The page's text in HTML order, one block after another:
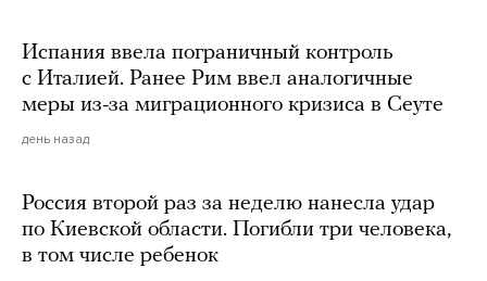
Испания ввела пограничный контроль
с Италией. Ранее Рим ввел аналогичные
меры из-за миграционного кризиса в Сеуте
день назад
Россия второй раз за неделю нанесла удар
по Киевской области. Погибли три человека,
в том числе ребенок